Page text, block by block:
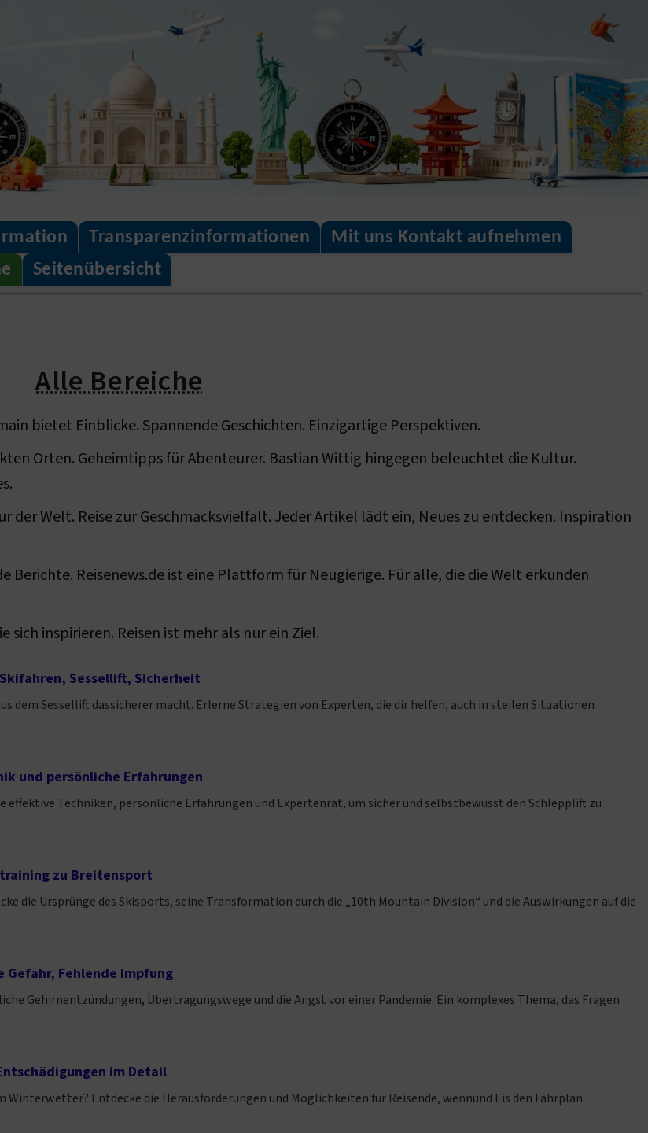
Transparenzinformationen
Mit uns Kontakt aufnehmen
Seitenübersicht
Alle Bereiche
bietet Einblicke. Spannende Geschichten. Einzigartige Perspektiven.
Orten. Geheimtipps für Abenteurer. Bastian Wittig hingegen beleuchtet die Kultur.
der Welt. Reise zur Geschmacksvielfalt. Jeder Artikel lädt ein, Neues zu entdecken. Inspiration
Berichte. Reisenews.de ist eine Plattform für Neugierige. Für alle, die die Welt erkunden
sich inspirieren. Reisen ist mehr als nur ein Ziel.
Sessellift, Sicherheit
dem Sessellift dassicherer macht. Erlerne Strategien von Experten, die dir helfen, auch in steilen Situationen
und persönliche Erfahrungen
Techniken, persönliche Erfahrungen und Expertenrat, um sicher und selbstbewusst den Schlepplift zu
zu Breitensport
die Ursprünge des Skisports, seine Transformation durch die „10th Mountain Division“ und die Auswirkungen auf die
Gefahr, Fehlende Impfung
Gehirnentzündungen, Übertragungswege und die Angst vor einer Pandemie. Ein komplexes Thema, das Fragen
im Detail
Winterwetter? Entdecke die Herausforderungen und Möglichkeiten für Reisende, wennund Eis den Fahrplan